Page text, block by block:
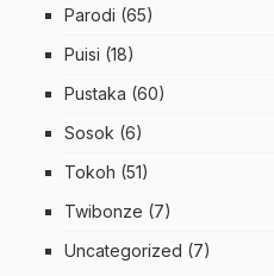
Parodi (65)
Puisi (18)
Pustaka (60)
Sosok (6)
Tokoh (51)
Twibonze (7)
Uncategorized (7)